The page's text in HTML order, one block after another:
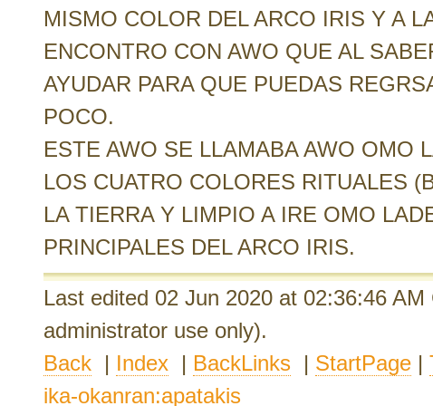
MISMO COLOR DEL ARCO IRIS Y A
ENCONTRO CON AWO QUE AL
AYUDAR PARA QUE PUEDAS
POCO.
ESTE AWO SE LLAMABA AWO OMO
LOS CUATRO COLORES RITUALES
LA TIERRA Y LIMPIO A IRE OMO
PRINCIPALES DEL ARCO IRIS.
Last edited 02 Jun 2020 at 02:36:46 AM
administrator use only).
Back | Index | BackLinks | StartPage |
ika-okanran:apatakis